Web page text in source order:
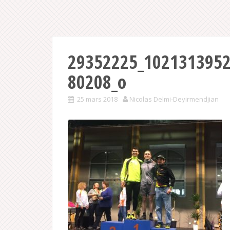
80208_o
25 mars 2018 Nicolas Delmi-Deyirmendjian